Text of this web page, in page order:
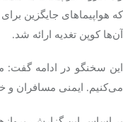
که هواپیماهای جایگزین
آن‌ها کوپن تغدیه ارائه شد.
این سخنگو در ادامه گفت:
می‌کنیم. ایمنی مسافران و